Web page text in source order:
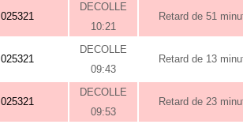
025321
DECOLLE
10:21
Retard de 51
025321
DECOLLE
09:43
Retard de 13
025321
DECOLLE
09:53
Retard de 23